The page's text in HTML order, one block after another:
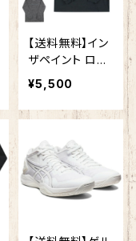
靴下
【送料無料】イン
ザペイント ロン
グ スリーブ シャ
ツ ITP25418 練
習着 メンズ レデ
長袖 Tシャツ バ
スケ ウェア ロン
T
¥5,500